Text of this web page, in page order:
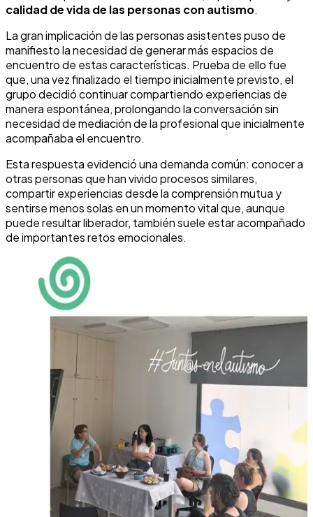
calidad de vida de las personas con autismo.
La gran implicación de las personas asistentes puso de
manifiesto la necesidad de generar más espacios de
encuentro de estas características. Prueba de ello fue
que, una vez finalizado el tiempo inicialmente previsto, el
grupo decidió continuar compartiendo experiencias de
manera espontánea, prolongando la conversación sin
necesidad de mediación de la profesional que inicialmente
acompañaba el encuentro.
Esta respuesta evidenció una demanda común: conocer a
otras personas que han vivido procesos similares,
compartir experiencias desde la comprensión mutua y
sentirse menos solas en un momento vital que, aunque
puede resultar liberador, también suele estar acompañado
de importantes retos emocionales.